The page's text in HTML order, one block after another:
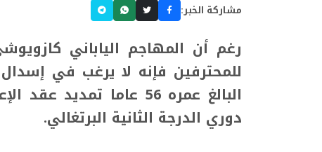
مشاركة الخبر:
رغم أن المهاجم الياباني
للمحترفين فإنه لا يرغب في
البالغ عمره 56 عاما
دوري الدرجة الثانية البرتغالي.